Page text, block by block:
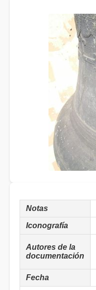
Notas
Iconografía
Autores de la
documentación
Fecha